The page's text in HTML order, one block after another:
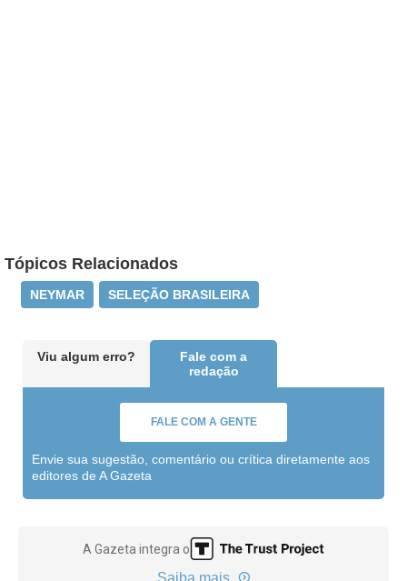
Tópicos Relacionados
NEYMAR SELEÇÃO BRASILEIRA
Viu algum erro?
Fale com a
redação
FALE COM A GENTE
Envie sua sugestão, comentário ou crítica diretamente aos
editores de A Gazeta
A Gazeta integra o
Saiba mais